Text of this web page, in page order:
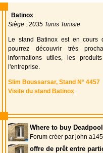
Batinox
Siège : 2035 Tunis Tunisie
Le stand Batinox est en cours
pourrez découvrir très
informations utiles, les
l'entreprise.
Slim Boussarsar, Stand N° 4457
Visite du stand Batinox
Where to buy
Forum créer par john
offre de prêt entre